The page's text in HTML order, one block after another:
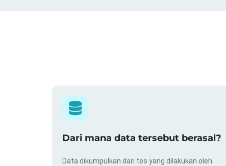
Dari mana data tersebut berasal?
Data dikumpulkan dari tes yang dilakukan oleh